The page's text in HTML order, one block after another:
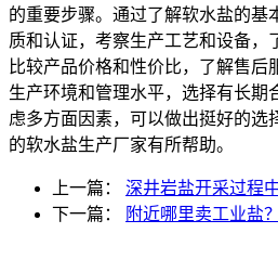
的重要步骤。通过了解软水盐的基
质和认证，考察生产工艺和设备，
比较产品价格和性价比，了解售后
生产环境和管理水平，选择有长期
虑多方面因素，可以做出挺好的选
的软水盐生产厂家有所帮助。
上一篇： 深井岩盐开采过程
下一篇：
附近哪里卖工业盐